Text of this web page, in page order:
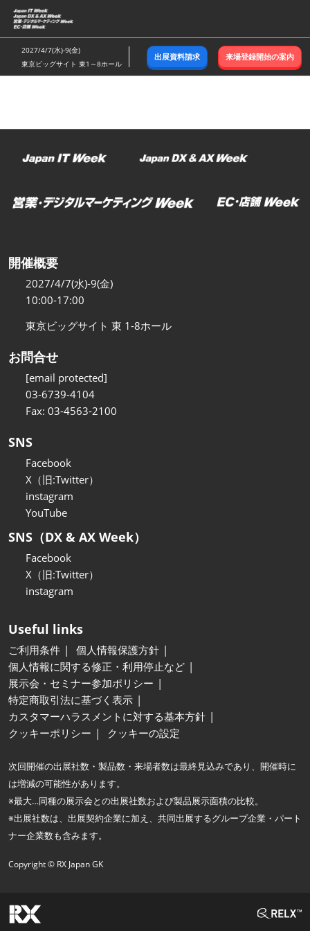
ス
キ
ッ
し
む
2027/4/7(水)-9(金)
東京ビッグサイト 東1～8ホール
出展資料請求 来場登録開始の案内
開催概要
2027/4/7(水)-9(金)
10:00-17:00
東京ビッグサイト 東 1-8ホール
お問合せ
[email protected]
03-6739-4104
Fax: 03-4563-2100
SNS
Facebook
X（旧:Twitter）
instagram
YouTube
SNS（DX & AX Week）
Facebook
X（旧:Twitter）
instagram
Useful links
ご利用条件
個人情報保護方針
個人情報に関する修正・利用停止など
展示会・セミナー参加ポリシー
特定商取引法に基づく表示
カスタマーハラスメントに対する基本方針
クッキーポリシー
クッキーの設定
次回開催の出展社数・製品数・来場者数は最終見込みであり、開催時に
は増減の可能性があります。
※最大…同種の展示会との出展社数および製品展示面積の比較。
※出展社数は、出展契約企業に加え、共同出展するグループ企業・パート
ナー企業数も含みます。
Copyright © RX Japan GK